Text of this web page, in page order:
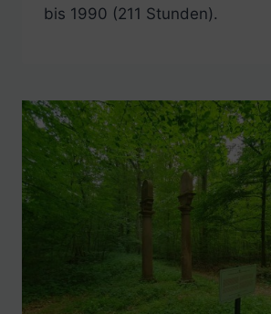
bis 1990 (211 Stunden).